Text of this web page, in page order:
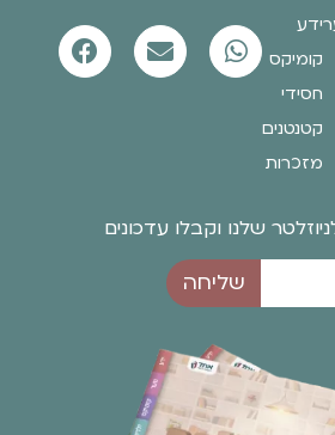
ידע
קומיקס
חסידי
קטנטנים
מזכרות
שלנו וקבלו עדכונים
שליחה